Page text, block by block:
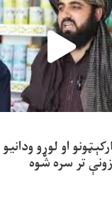
او لوړو
تر سره شوه